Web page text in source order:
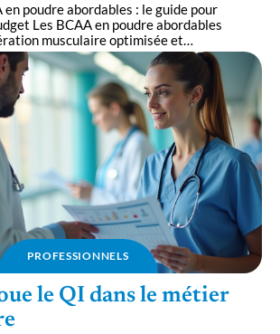
en poudre abordables : le guide pour
Les BCAA en poudre abordables
musculaire optimisée et…
PROFESSIONNELS
le QI dans le métier